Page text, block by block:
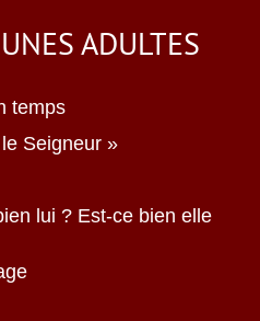
ADULTES
temps
Seigneur »
lui ? Est-ce bien elle